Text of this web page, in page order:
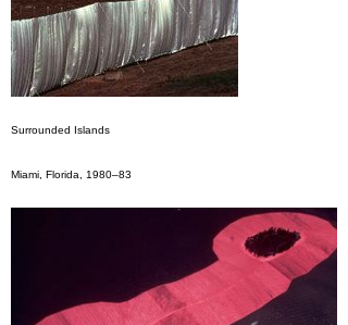
Surrounded Islands
Miami, Florida, 1980–83